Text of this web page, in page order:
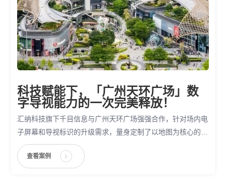
科技赋能下，「广州天环广场」数
字导视能力的一次完美释放！
汇纳科技旗下千目信息与广州天环广场强强合作，针对场内电
子屏幕和导视标识的升级需求，量身定制了以地图为核心的全
场景数字化解决方案，抢占智慧商业发展“智”高点.
查看案例